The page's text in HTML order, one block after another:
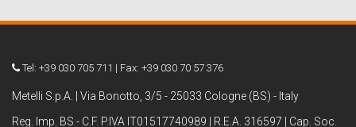
Tel: +39 030 705 711 | Fax: +39 030 70 57 376
Metelli S.p.A. | Via Bonotto, 3/5 - 25033 Cologne (BS) - Italy
Reg. Imp. BS - C.F. P.IVA IT01517740989 | R.E.A. 316597 | Cap. Soc.